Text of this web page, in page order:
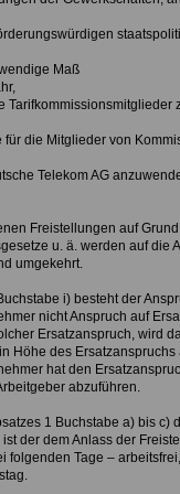
Maß
Tarifkommissionsmitglieder
für die Mitglieder von
Telekom AG
Freistellungen auf
u. ä. werden auf die
umgekehrt.
i) besteht der
nicht Anspruch auf
Ersatzanspruch, wird
Höhe des
hat den
abzuführen.
1 Buchstabe a) bis c)
der dem Anlass der
folgenden Tage –